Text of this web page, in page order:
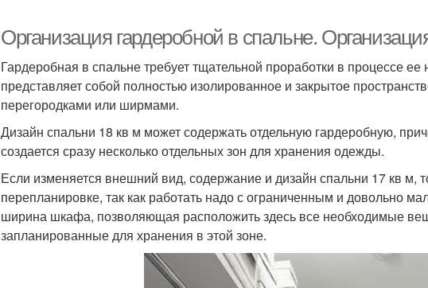
Организация гардеробной в спальне.
Гардеробная в спальне требует тщательной проработки в процессе
представляет собой полностью изолированное и закрытое
перегородками или ширмами.
Дизайн спальни 18 кв м может содержать отдельную гардеробную,
создается сразу несколько отдельных зон для хранения одежды.
Если изменяется внешний вид, содержание и дизайн спальни 17 кв м,
перепланировке, так как работать надо с ограниченным и довольно
ширина шкафа, позволяющая расположить здесь все необходимые
запланированные для хранения в этой зоне.